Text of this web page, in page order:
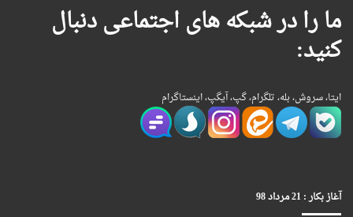
ما را در شبکه های اجتماعی دنبال
کنید:
ایتا، سروش، بله، تلگرام، گپ، آیگپ، اینستاگرام
آغاز بکار : 21 مرداد 98